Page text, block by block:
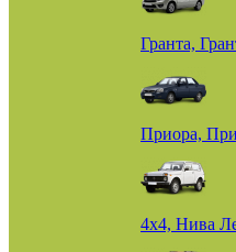
Гранта,
Приора,
4х4, Нива